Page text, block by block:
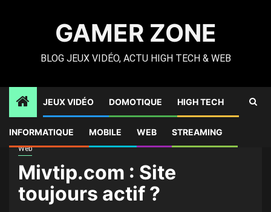
GAMER ZONE
BLOG JEUX VIDÉO, ACTU HIGH TECH & WEB
JEUX VIDÉO DOMOTIQUE HIGH TECH
INFORMATIQUE MOBILE WEB STREAMING
Web
Mivtip.com : Site
toujours actif ?